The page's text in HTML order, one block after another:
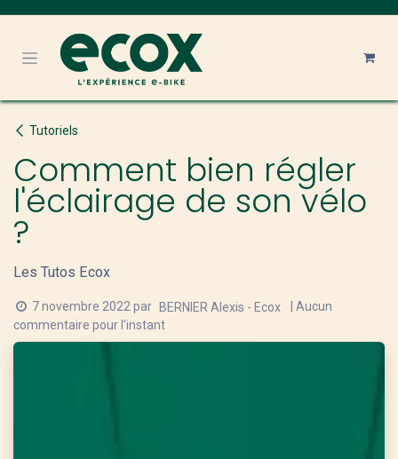
Tutoriels
Comment bien régler
l'éclairage de son vélo
?
Les Tutos Ecox
7 novembre 2022 par BERNIER Alexis - Ecox
| Aucun
commentaire pour l'instant